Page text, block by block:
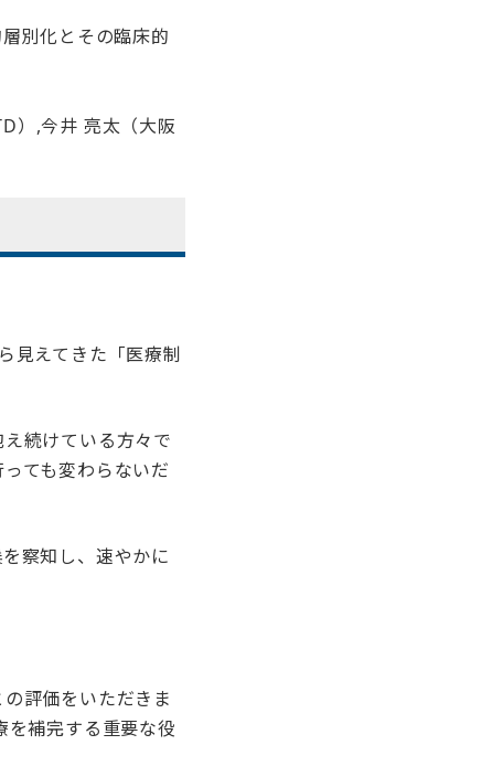
別化とその臨床的
）,今井 亮太（大阪
見えてきた「医療制
続けている方々で
ても変わらないだ
察知し、速やかに
評価をいただきま
を補完する重要な役